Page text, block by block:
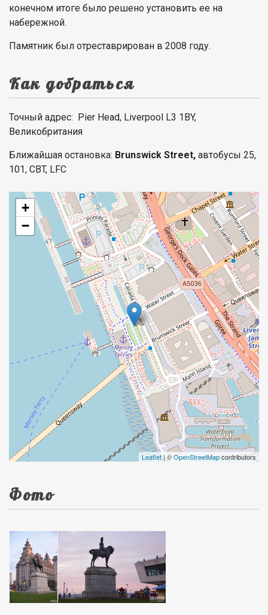
конечном итоге было решено установить ее на
набережной.
Памятник был отреставрирован в 2008 году.
Как добраться
Точный адрес: Pier Head, Liverpool L3 1BY,
Великобритания
Ближайшая остановка: Brunswick Street, автобусы 25,
101, CBT, LFC
+
−
Leaflet| ©OpenStreetMapcontributors
Фото